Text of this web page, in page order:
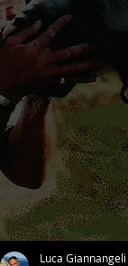
Luca Giannangeli